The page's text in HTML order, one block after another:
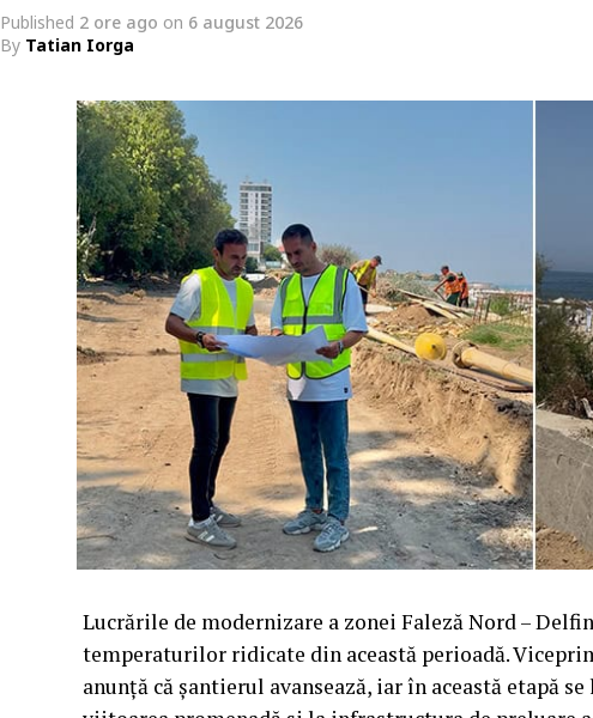
Published 2 ore ago on 6 august 2026
By Tatian Iorga
Lucrările de modernizare a zonei Faleză Nord –
temperaturilor ridicate din această perioadă.
anunță că șantierul avansează, iar în această etapă